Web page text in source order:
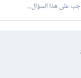
على هذا السؤال...